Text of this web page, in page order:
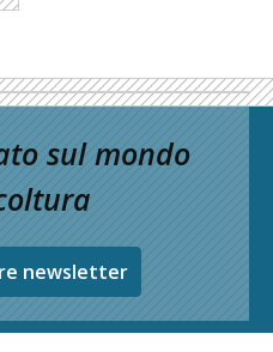
sul mondo
newsletter